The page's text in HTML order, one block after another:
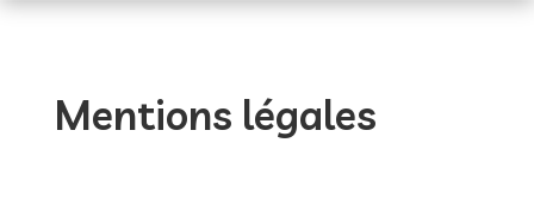
Mentions légales